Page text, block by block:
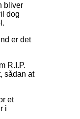
bliver
dog
er det
R.I.P.
sådan at
et
i